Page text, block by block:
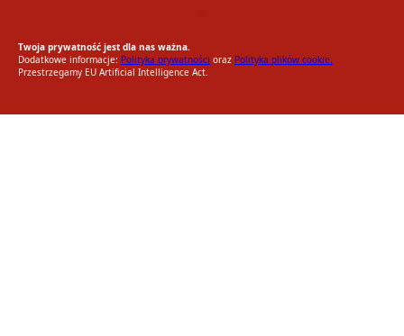
Twoja prywatność jest dla nas ważna.
Dodatkowe informacje: Polityka prywatności oraz Polityka plików cookie.
Przestrzegamy EU Artificial Intelligence Act.